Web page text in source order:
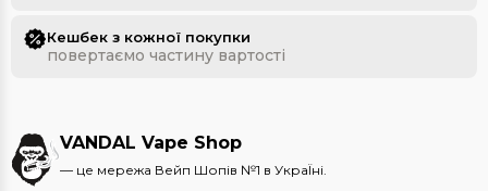
Кешбек з кожної покупки
повертаємо частину вартості
VANDAL Vape Shop
— це мережа Вейп Шопів №1 в УкраЇні.